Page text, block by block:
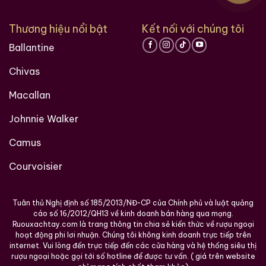
một thương hiệu, nó đã trở nên nổi tiếng trong suốt
thế kỷ 20 và được Guinness mua lại vào giữa những
năm 1980, hiện nó là một phần của gã khổng lồ đồ
uống diageo của Anh.
Kết thúc cũng là tuyệt vời. ta cảm nhận được mùi
thơm của thốt nốt, gừng, quế, tiêu… rất nhiều gia vị.
nhiên của chúng tôi trong tháng 9, nó thật tuyệt vời
và rất tinh tế. nó sẽ làm ngạc nhiên các giác quan
Nhà Máy Chưng Cất: Arthur Bell & Sons
Quốc Gia: Scotchland
Dòng Rượu: Whisky
Thương hiệu nổi bật
Ballantine
Chivas
Macallan
Johnnie Walker
Camus
Courvoisier
Kết nối với chúng tôi
Tuân thủ Nghị định số 185/2013/NĐ-CP của Chính phủ và luật quảng
cáo số 16/2012/QH13 về kinh doanh bán hàng qua mạng.
Ruouxachtay.com là trang thông tin chia sẻ kiến thức về rượu ngoại
hoạt động phi lơi nhuận. Chúng tôi không kinh doanh trực tiếp trên
internet. Vui lòng đến trực tiếp đến các cửa hàng và hệ thống siêu thị
rượu ngoại hoặc gọi tới số hotline để được tư vấn. ( giá trên website